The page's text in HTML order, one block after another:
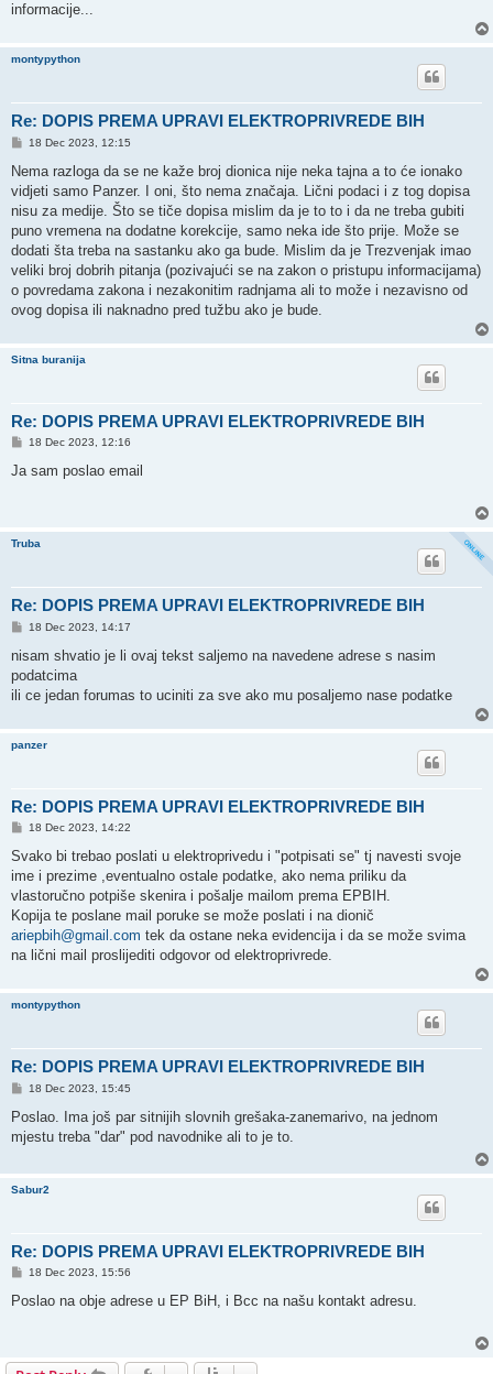
informacije...
montypython
Re: DOPIS PREMA UPRAVI ELEKTROPRIVREDE BIH
P
s
18 Dec 2023, 12:15
Nema razloga da se ne kaže broj dionica nije neka tajna a to će ionako
vidjeti samo Panzer. I oni, što nema značaja. Lični podaci i z tog dopisa
nisu za medije. Što se tiče dopisa mislim da je to to i da ne treba gubiti
puno vremena na dodatne korekcije, samo neka ide što prije. Može se
dodati šta treba na sastanku ako ga bude. Mislim da je Trezvenjak imao
veliki broj dobrih pitanja (pozivajući se na zakon o pristupu informacijama)
o povredama zakona i nezakonitim radnjama ali to može i nezavisno od
ovog dopisa ili naknadno pred tužbu ako je bude.
Sitna buranija
Re: DOPIS PREMA UPRAVI ELEKTROPRIVREDE BIH
P
s
18 Dec 2023, 12:16
Ja sam poslao email
Truba
Re: DOPIS PREMA UPRAVI ELEKTROPRIVREDE BIH
P
s
18 Dec 2023, 14:17
nisam shvatio je li ovaj tekst saljemo na navedene adrese s nasim
podatcima
ili ce jedan forumas to uciniti za sve ako mu posaljemo nase podatke
panzer
Re: DOPIS PREMA UPRAVI ELEKTROPRIVREDE BIH
P
s
18 Dec 2023, 14:22
Svako bi trebao poslati u elektroprivedu i "potpisati se" tj navesti svoje
ime i prezime ,eventualno ostale podatke, ako nema priliku da
vlastoručno potpiše skenira i pošalje mailom prema EPBIH.
Kopija te poslane mail poruke se može poslati i na dionič
ariepbih@gmail.com tek da ostane neka evidencija i da se može svima
na lični mail proslijediti odgovor od elektroprivrede.
montypython
Re: DOPIS PREMA UPRAVI ELEKTROPRIVREDE BIH
P
s
18 Dec 2023, 15:45
Poslao. Ima još par sitnijih slovnih grešaka-zanemarivo, na jednom
mjestu treba "dar" pod navodnike ali to je to.
Sabur2
Re: DOPIS PREMA UPRAVI ELEKTROPRIVREDE BIH
P
s
18 Dec 2023, 15:56
Poslao na obje adrese u EP BiH, i Bcc na našu kontakt adresu.